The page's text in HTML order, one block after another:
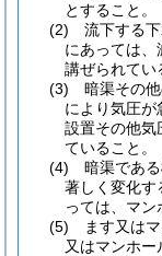
とすること。
(2)
流下する
にあっては
講ぜられてい
(3)
暗渠その
により気圧
設置その他気
ていること。
(4)
暗渠であ
著しく変化す
っては、マン
(5)
ます又は
又はマンホ